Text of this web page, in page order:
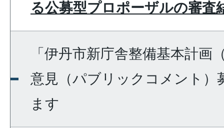
る公募型プロポーザルの審査
「伊丹市新庁舎整備基本計画
意見（パブリックコメント）
ます